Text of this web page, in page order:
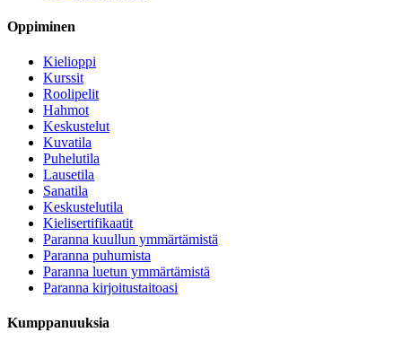
Oppiminen
Kielioppi
Kurssit
Roolipelit
Hahmot
Keskustelut
Kuvatila
Puhelutila
Lausetila
Sanatila
Keskustelutila
Kielisertifikaatit
Paranna kuullun ymmärtämistä
Paranna puhumista
Paranna luetun ymmärtämistä
Paranna kirjoitustaitoasi
Kumppanuuksia